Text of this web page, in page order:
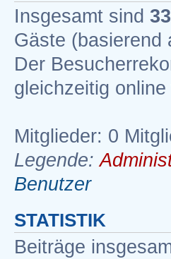
Insgesamt sind
Gäste (basierend
Der
gleichzeitig online
Mitglieder: 0
Legende:
Benutzer
STATISTIK
Beiträge